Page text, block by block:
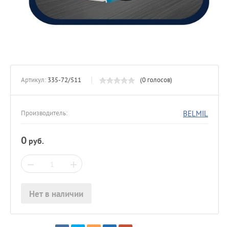
Артикул: 335-72/511 (0 голосов)
Производитель: BELMIL
0 руб.
− +
Нет в наличии